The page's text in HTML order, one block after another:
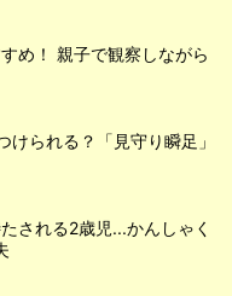
め！ 親子で観察しながら
られる？「見守り瞬足」
される2歳児...かんしゃく